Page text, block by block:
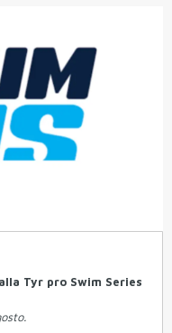
Tyr pro Swim Series